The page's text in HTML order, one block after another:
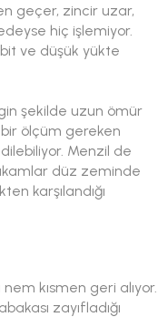
geçer, zincir uzar,
hiç işlemiyor.
ve düşük yükte
şekilde uzun ömür
ölçüm gereken
Menzil de
düz zeminde
karşılandığı
kısmen geri alıyor.
zayıfladığı